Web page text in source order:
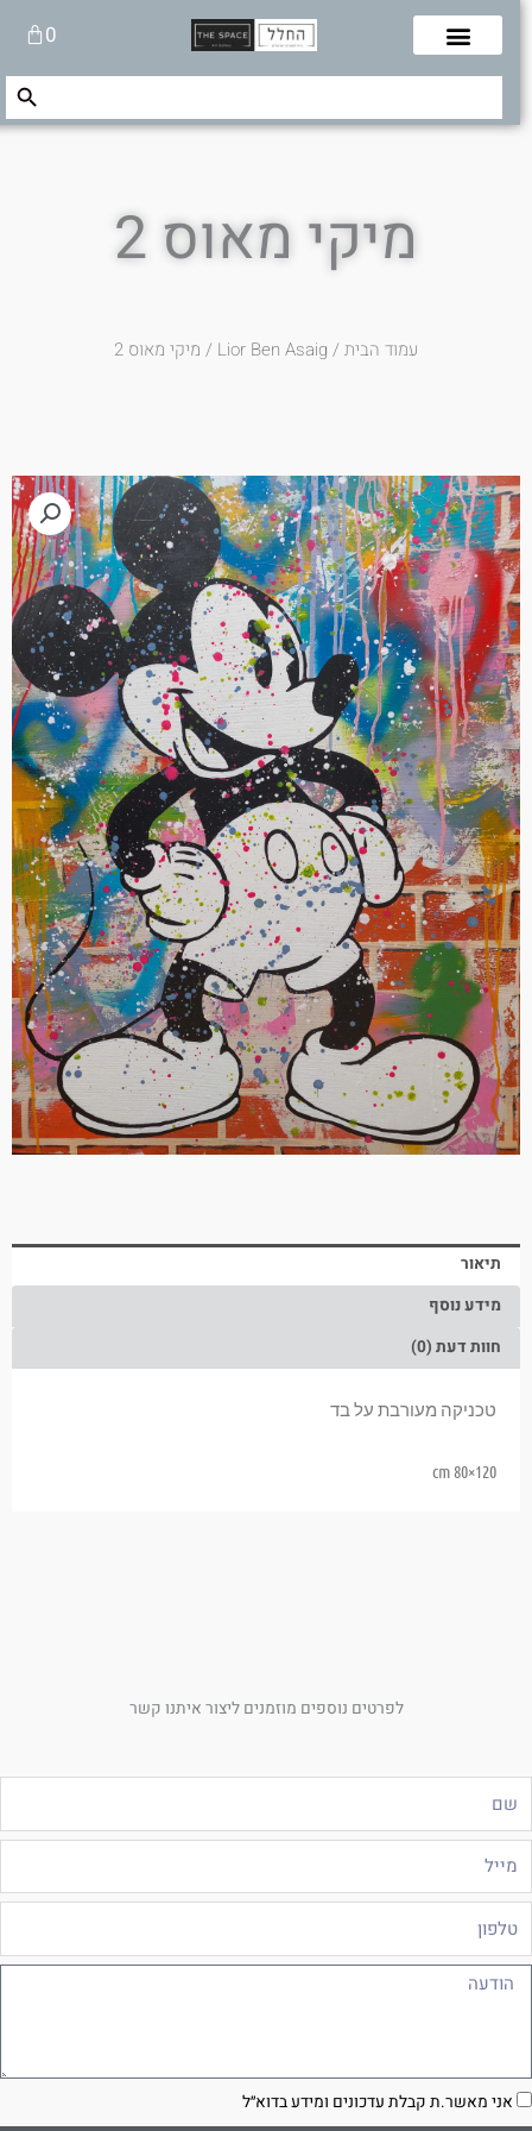
0עגלת
קניות
Search
Search Button
מיקי מאוס 2
עמוד הבית/
Lior Ben Asaig/ מיקי מאוס 2
תיאור
מידע נוסף
חוות דעת (0)
טכניקה מעורבת על בד
120×80 cm
לפרטים נוספים מוזמנים ליצור איתנו קשר
אני מאשר.ת קבלת עדכונים ומידע בדוא״ל